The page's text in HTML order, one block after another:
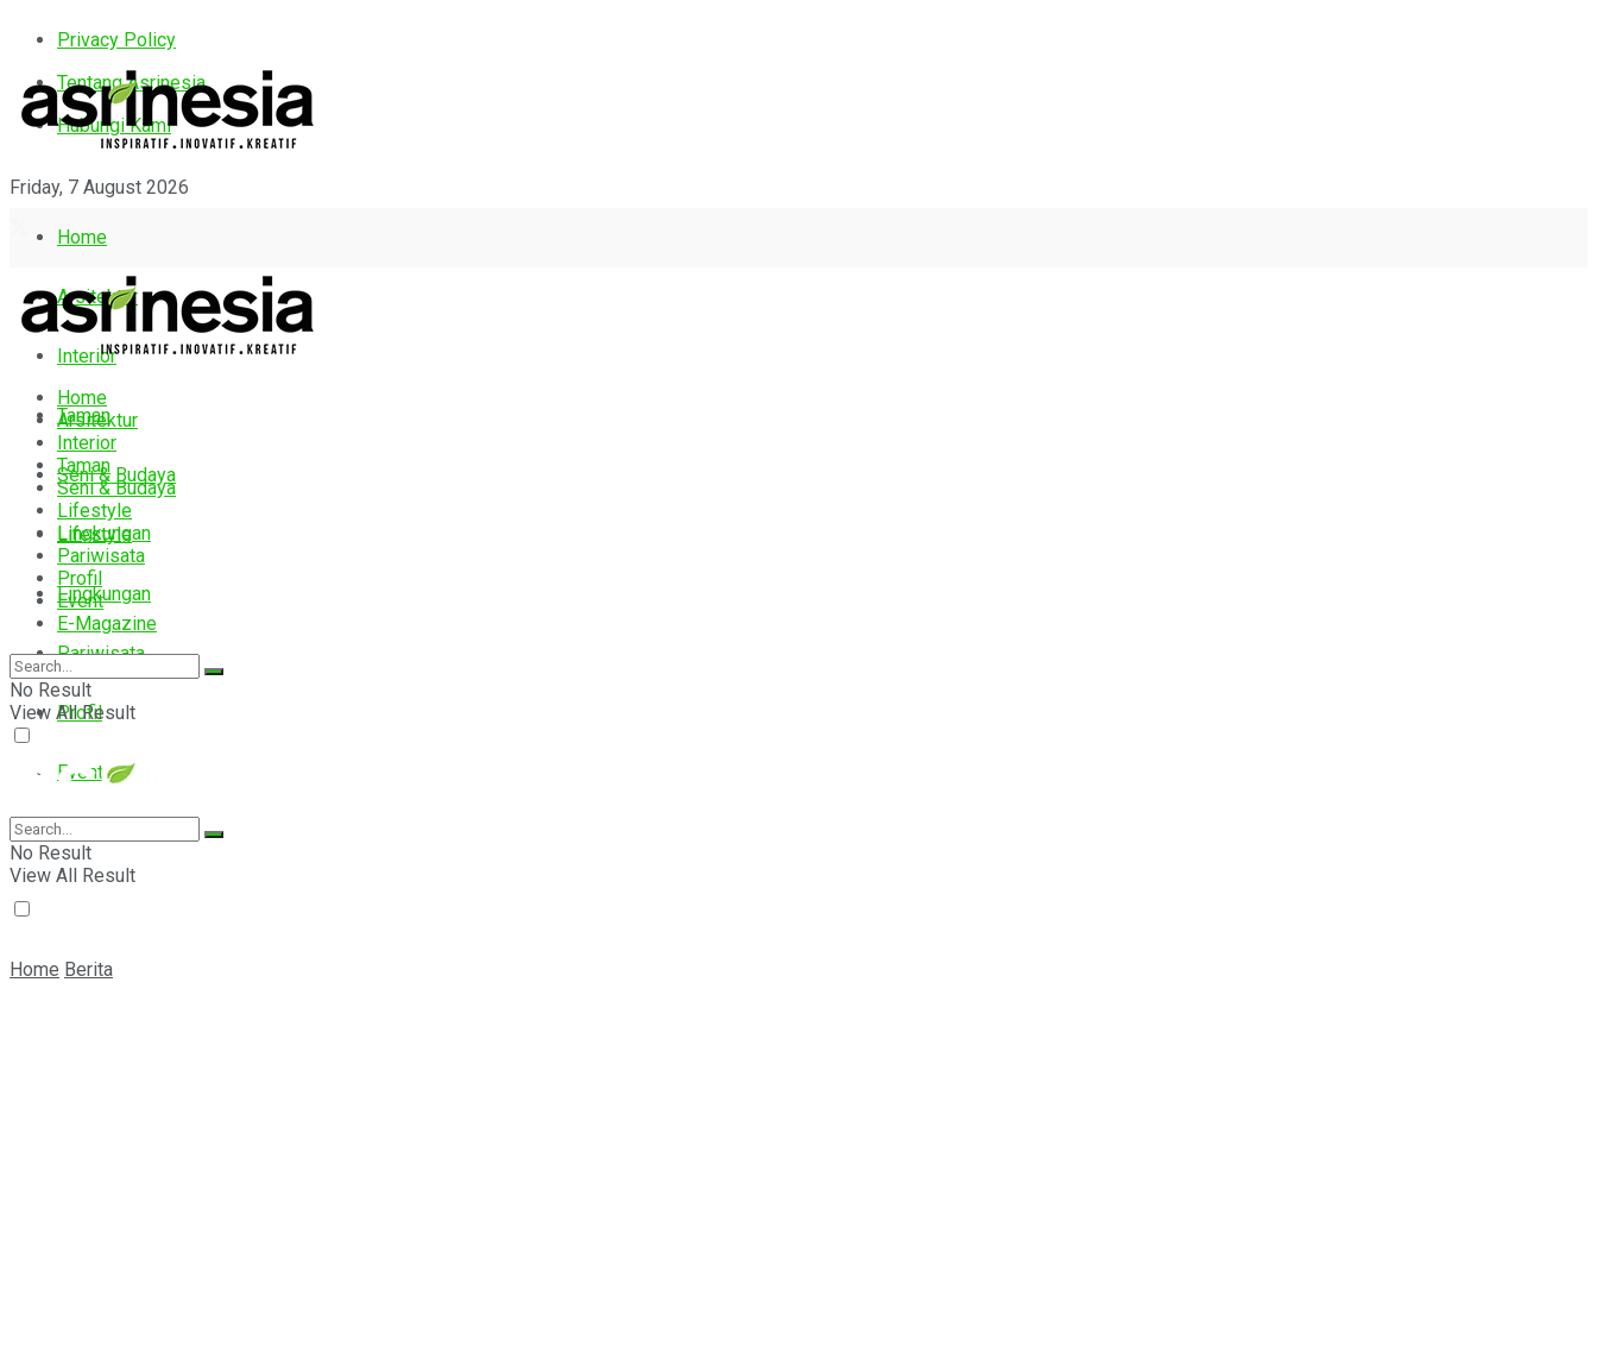
Privacy Policy
Tentang Asrinesia
Hubungi Kami
Friday, 7 August 2026
Home
Arsitektur
Interior
Taman
Seni & Budaya
Lifestyle
Lingkungan
Pariwisata
Profil
Event
E-Magazine
Home
Arsitektur
Interior
Taman
Seni & Budaya
Lifestyle
Lingkungan
Pariwisata
Profil
Event
E-Magazine
No Result
View All Result
No Result
View All Result
Home Berita